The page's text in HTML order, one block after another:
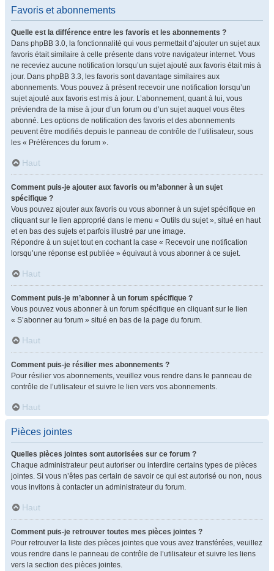
Favoris et abonnements
Quelle est la différence entre les favoris et les abonnements ?
Dans phpBB 3.0, la fonctionnalité qui vous permettait d’ajouter un sujet aux
favoris était similaire à celle présente dans votre navigateur internet. Vous
ne receviez aucune notification lorsqu’un sujet ajouté aux favoris était mis à
jour. Dans phpBB 3.3, les favoris sont davantage similaires aux
abonnements. Vous pouvez à présent recevoir une notification lorsqu’un
sujet ajouté aux favoris est mis à jour. L’abonnement, quant à lui, vous
préviendra de la mise à jour d’un forum ou d’un sujet auquel vous êtes
abonné. Les options de notification des favoris et des abonnements
peuvent être modifiés depuis le panneau de contrôle de l’utilisateur, sous
les « Préférences du forum ».
Haut
Comment puis-je ajouter aux favoris ou m’abonner à un sujet
spécifique ?
Vous pouvez ajouter aux favoris ou vous abonner à un sujet spécifique en
cliquant sur le lien approprié dans le menu « Outils du sujet », situé en haut
et en bas des sujets et parfois illustré par une image.
Répondre à un sujet tout en cochant la case « Recevoir une notification
lorsqu’une réponse est publiée » équivaut à vous abonner à ce sujet.
Haut
Comment puis-je m’abonner à un forum spécifique ?
Vous pouvez vous abonner à un forum spécifique en cliquant sur le lien
« S’abonner au forum » situé en bas de la page du forum.
Haut
Comment puis-je résilier mes abonnements ?
Pour résilier vos abonnements, veuillez vous rendre dans le panneau de
contrôle de l’utilisateur et suivre le lien vers vos abonnements.
Haut
Pièces jointes
Quelles pièces jointes sont autorisées sur ce forum ?
Chaque administrateur peut autoriser ou interdire certains types de pièces
jointes. Si vous n’êtes pas certain de savoir ce qui est autorisé ou non, nous
vous invitons à contacter un administrateur du forum.
Haut
Comment puis-je retrouver toutes mes pièces jointes ?
Pour retrouver la liste des pièces jointes que vous avez transférées, veuillez
vous rendre dans le panneau de contrôle de l’utilisateur et suivre les liens
vers la section des pièces jointes.